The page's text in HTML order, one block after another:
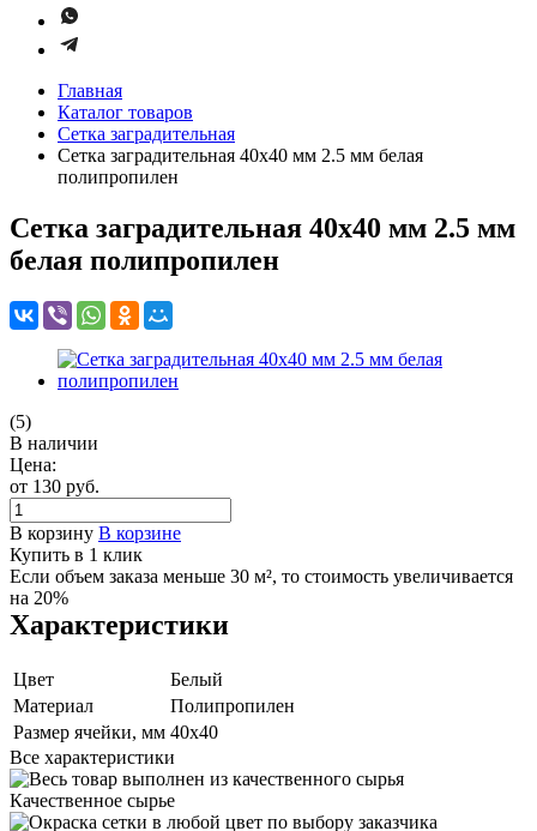
Главная
Каталог товаров
Сетка заградительная
Сетка заградительная 40х40 мм 2.5 мм белая
полипропилен
Сетка заградительная 40х40 мм 2.5 мм
белая полипропилен
(5)
В наличии
Цена:
от 130 руб.
В корзину В корзине
Купить в 1 клик
Если объем заказа меньше 30 м², то стоимость увеличивается
на 20%
Характеристики
Цвет
Белый
Материал
Полипропилен
Размер ячейки, мм 40х40
Все характеристики
Качественное сырье